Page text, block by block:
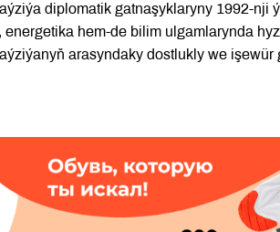
diplomatik gatnaşyklaryny 1992-nji
energetika hem-de bilim ulgamlarynda
arasyndaky dostlukly we